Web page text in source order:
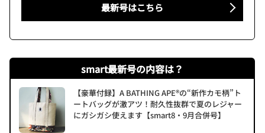
最新号はこちら
smart最新号の内容は？
【豪華付録】A BATHING APE®の“新作カモ柄”ト
ートバッグが激アツ！耐久性抜群で夏のレジャー
にガシガシ使えます【smart8・9月合併号】